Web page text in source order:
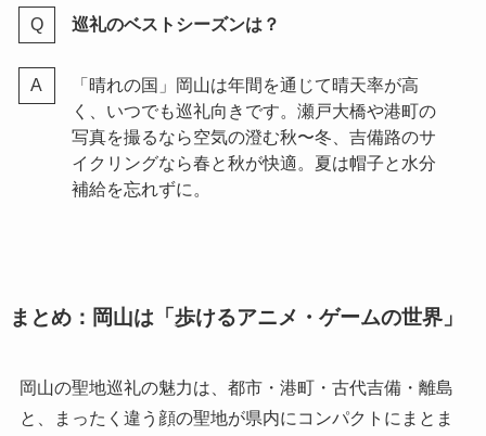
巡礼のベストシーズンは？
「晴れの国」岡山は年間を通じて晴天率が高
く、いつでも巡礼向きです。瀬戸大橋や港町の
写真を撮るなら空気の澄む秋〜冬、吉備路のサ
イクリングなら春と秋が快適。夏は帽子と水分
補給を忘れずに。
まとめ：岡山は「歩けるアニメ・ゲームの世界」
岡山の聖地巡礼の魅力は、都市・港町・古代吉備・離島
と、まったく違う顔の聖地が県内にコンパクトにまとま